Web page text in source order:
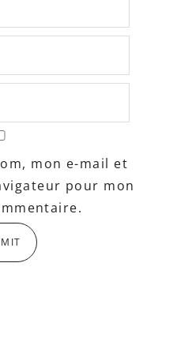
mon e-mail et
pour mon